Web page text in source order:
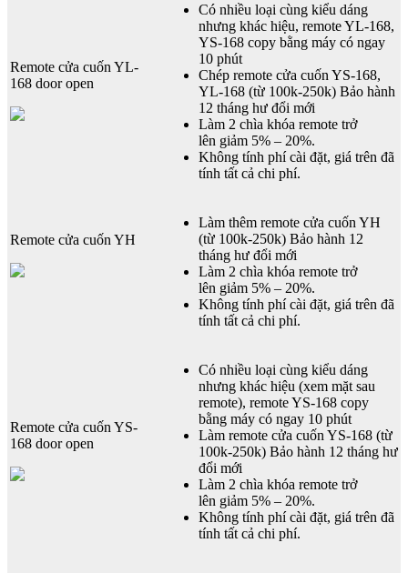
Remote cửa cuốn YL-
168 door open
Có nhiều loại cùng kiểu dáng
nhưng khác hiệu, remote YL-168,
YS-168 copy bằng máy có ngay
10 phút
Chép remote cửa cuốn YS-168,
YL-168 (từ 100k-250k) Bảo hành
12 tháng hư đổi mới
Làm 2 chìa khóa remote trở
lên giảm 5% – 20%.
Không tính phí cài đặt, giá trên đã
tính tất cả chi phí.
Remote cửa cuốn YH
Làm thêm remote cửa cuốn YH
(từ 100k-250k) Bảo hành 12
tháng hư đổi mới
Làm 2 chìa khóa remote trở
lên giảm 5% – 20%.
Không tính phí cài đặt, giá trên đã
tính tất cả chi phí.
Remote cửa cuốn YS-
168 door open
Có nhiều loại cùng kiểu dáng
nhưng khác hiệu (xem mặt sau
remote), remote YS-168 copy
bằng máy có ngay 10 phút
Làm remote cửa cuốn YS-168 (từ
100k-250k) Bảo hành 12 tháng hư
đổi mới
Làm 2 chìa khóa remote trở
lên giảm 5% – 20%.
Không tính phí cài đặt, giá trên đã
tính tất cả chi phí.